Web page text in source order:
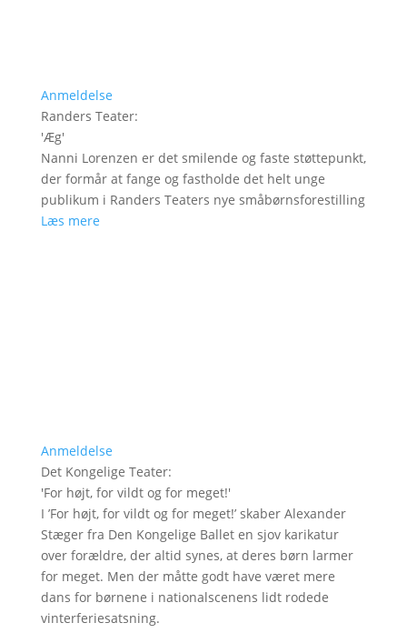
Anmeldelse
Randers Teater:
'Æg'
Nanni Lorenzen er det smilende og faste støttepunkt,
der formår at fange og fastholde det helt unge
publikum i Randers Teaters nye småbørnsforestilling
Læs mere
Anmeldelse
Det Kongelige Teater:
'For højt, for vildt og for meget!'
I ’For højt, for vildt og for meget!’ skaber Alexander
Stæger fra Den Kongelige Ballet en sjov karikatur
over forældre, der altid synes, at deres børn larmer
for meget. Men der måtte godt have været mere
dans for børnene i nationalscenens lidt rodede
vinterferiesatsning.